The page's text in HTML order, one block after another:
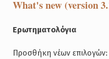
What's new (version
Ερωτηματολόγια
Προσθήκη νέων επιλογών: